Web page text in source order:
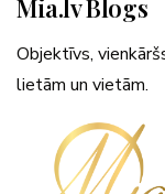
Mia.lv Blogs
Objektīvs,
lietām un vietām.